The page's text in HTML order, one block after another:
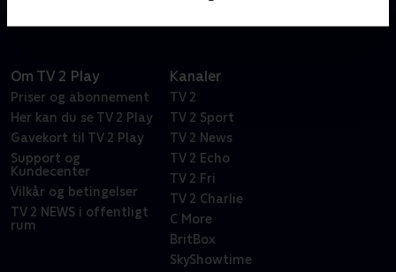
Om TV 2 Play
Priser og abonnement
Her kan du se TV 2 Play
Gavekort til TV 2 Play
Support og
Kundecenter
Vilkår og betingelser
TV 2 NEWS i offentligt
rum
Kanaler
TV 2
TV 2 Sport
TV 2 News
TV 2 Echo
TV 2 Fri
TV 2 Charlie
C More
BritBox
SkyShowtime